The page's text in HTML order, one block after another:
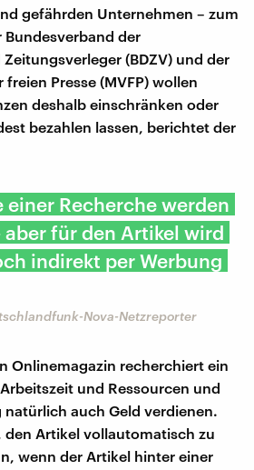
gefährden Unternehmen – zum
Bundesverband der
(BDZV) und der
Presse (MVFP) wollen
deshalb einschränken oder
bezahlen lassen, berichtet der
einer Recherche werden
für den Artikel wird
indirekt per Werbung
Nova-Netzreporter
Onlinemagazin recherchiert ein
und Ressourcen und
auch Geld verdienen.
den Artikel vollautomatisch zu
wenn der Artikel hinter einer